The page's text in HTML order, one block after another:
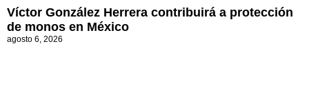
Víctor González Herrera contribuirá a protección
de monos en México
agosto 6, 2026